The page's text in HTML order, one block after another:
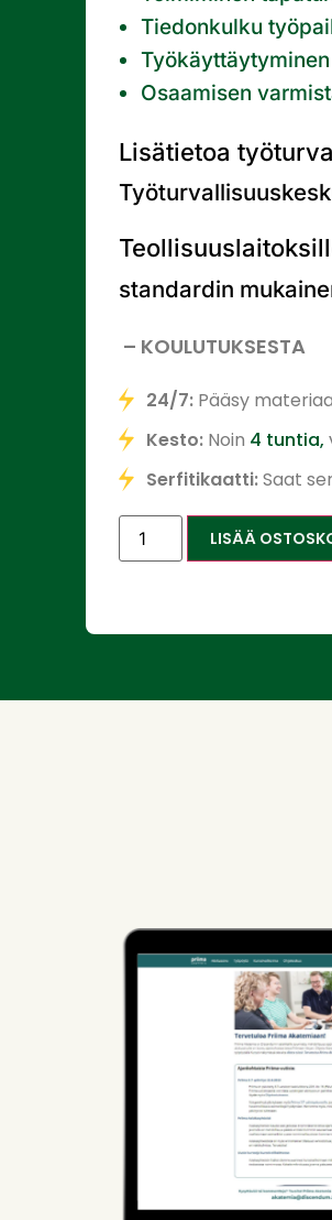
Tiedonkulku
Työkäyttäytyminen
Osaamisen
Lisätietoa
standardin
– KOULUTUKSESTA
24/7: Pääsy
Kesto: Noin 4 tuntia,
Serfitikaatti:Saat
LISÄÄ